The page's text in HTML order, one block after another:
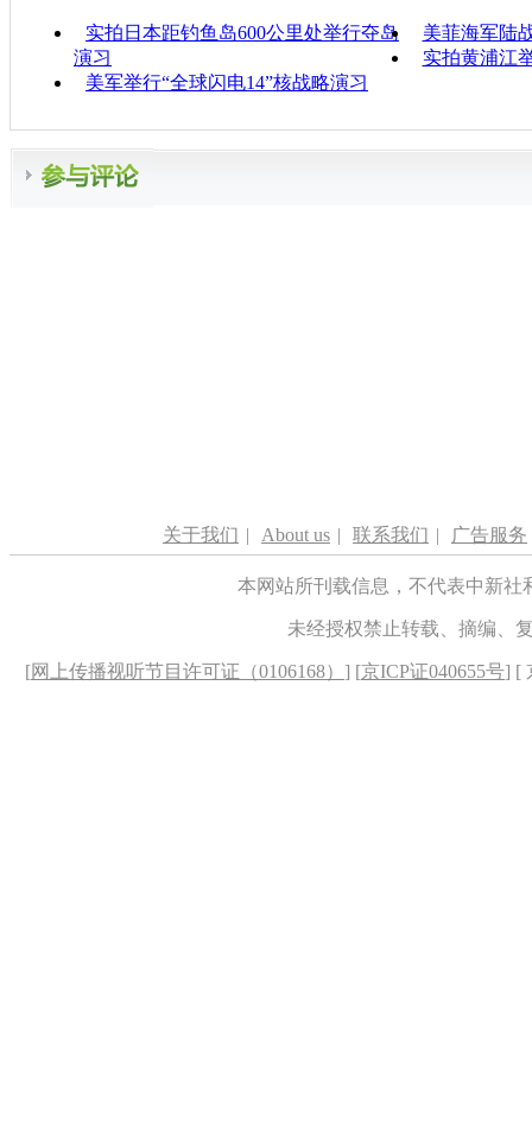
实拍日本距钓鱼岛600公里处举行夺岛
演习
美菲海军陆
实拍黄浦江
美军举行“全球闪电14”核战略演习
关于我们 | About us | 联系我们 | 广告服务
本网站所刊载信息，不代表中新
未经授权禁止转载、摘编、
[网上传播视听节目许可证（0106168） ] [京ICP证040655号] [